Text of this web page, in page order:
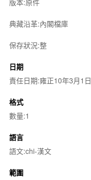
典藏沿革:內閣檔庫
保存狀況:整
日期
責任日期:雍正10年3月1日
格式
數量:1
語言
語文:chi-漢文
範圍